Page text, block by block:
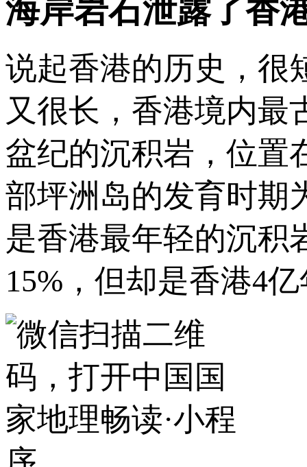
海岸岩石泄露了香
说起香港的历史，很
又很长，香港境内最
盆纪的沉积岩，位置
部坪洲岛的发育时期
是香港最年轻的沉积
15%，但却是香港4